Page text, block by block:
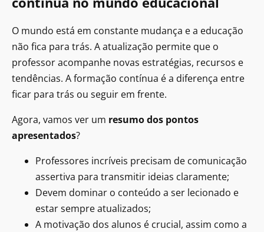
O mundo está em constante mudança e a educação
não fica para trás. A atualização permite que o
professor acompanhe novas estratégias, recursos e
tendências. A formação contínua é a diferença entre
ficar para trás ou seguir em frente.
Agora, vamos ver um resumo dos pontos
apresentados?
Professores incríveis precisam de comunicação
assertiva para transmitir ideias claramente;
Devem dominar o conteúdo a ser lecionado e
estar sempre atualizados;
A motivação dos alunos é crucial, assim como a